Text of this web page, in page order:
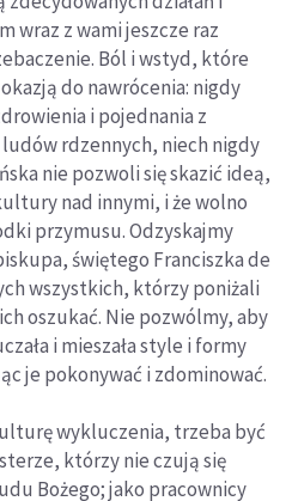
wraz z wami jeszcze raz
Ból i wstyd, które
do nawrócenia: nigdy
i pojednania z
rdzennych, niech nigdy
nie pozwoli się skazić ideą,
nad innymi, i że wolno
przymusu. Odzyskajmy
świętego Franciszka de
wszystkich, którzy poniżali
oszukać. Nie pozwólmy, aby
i mieszała style i formy
je pokonywać i zdominować.
wykluczenia, trzeba być
którzy nie czują się
Bożego; jako pracownicy